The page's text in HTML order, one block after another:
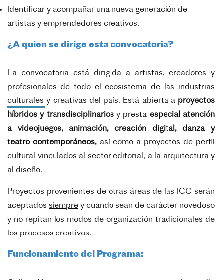
Identificar y acompañar una nueva generación de
artistas y emprendedores creativos.
¿A quien se dirige esta convocatoria?
La convocatoria está dirigida a artistas, creadores y
profesionales de todo el ecosistema de las industrias
culturales y creativas del país. Está abierta a proyectos
híbridos y transdisciplinariosy presta especial atención
a videojuegos, animación, creación digital, danza y
teatro contemporáneos, así como a proyectos de perfil
cultural vinculados al sector editorial, a la arquitectura y
al diseño.
Proyectos provenientes de otras áreas de las ICC serán
aceptados siempre y cuando sean de carácter novedoso
y no repitan los modos de organización tradicionales de
los procesos creativos.
Funcionamiento del Programa: